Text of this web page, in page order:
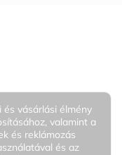
vásárlási élmény
valamint a
és reklámozás
és az